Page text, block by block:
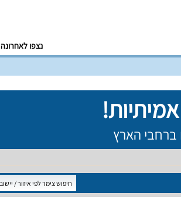
נצפו לאחרונה